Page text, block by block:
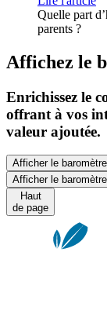
Quelle part
parents ?
Affichez le
Enrichissez le
offrant à vos
valeur ajoutée.
Afficher le baromètre
Afficher le baromètre
Haut
de page